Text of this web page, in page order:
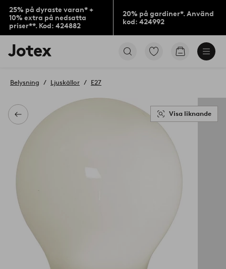
25% på dyraste varan* +
10% extra på nedsatta
priser**. Kod: 424882
20% på gardiner*. Använd
kod: 424992
Jotex
logotyp
till
Gå
Gå
Tillbaka
Belysning Ljuskällor E27
Visa liknande